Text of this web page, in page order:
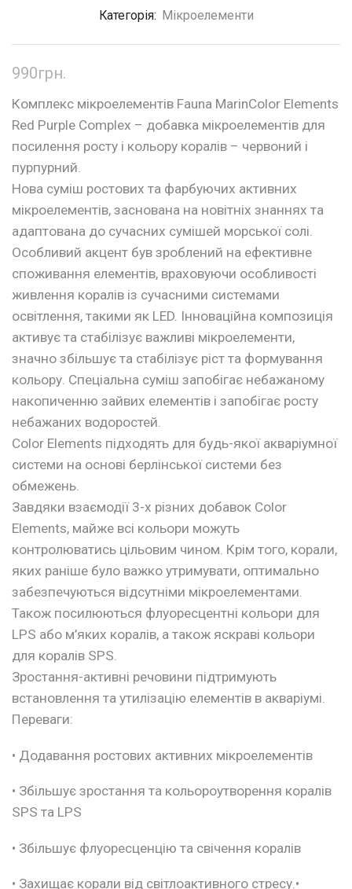
Категорія: Мікроелементи
990грн.
Комплекс мікроелементів Fauna MarinColor Elements
Red Purple Complex – добавка мікроелементів для
посилення росту і кольору коралів – червоний і
пурпурний.
Нова суміш ростових та фарбуючих активних
мікроелементів, заснована на новітніх знаннях та
адаптована до сучасних сумішей морської солі.
Особливий акцент був зроблений на ефективне
споживання елементів, враховуючи особливості
живлення коралів із сучасними системами
освітлення, такими як LED. Інноваційна композиція
активує та стабілізує важливі мікроелементи,
значно збільшує та стабілізує ріст та формування
кольору. Спеціальна суміш запобігає небажаному
накопиченню зайвих елементів і запобігає росту
небажаних водоростей.
Color Elements підходять для будь-якої акваріумної
системи на основі берлінської системи без
обмежень.
Завдяки взаємодії 3-х різних добавок Color
Elements, майже всі кольори можуть
контролюватись цільовим чином. Крім того, корали,
яких раніше було важко утримувати, оптимально
забезпечуються відсутніми мікроелементами.
Також посилюються флуоресцентні кольори для
LPS або м’яких коралів, а також яскраві кольори
для коралів SPS.
Зростання-активні речовини підтримують
встановлення та утилізацію елементів в акваріумі.
Переваги:
• Додавання ростових активних мікроелементів
• Збільшує зростання та кольороутворення коралів
SPS та LPS
• Збільшує флуоресценцію та свічення коралів
• Захищає корали від світлоактивного стресу.•